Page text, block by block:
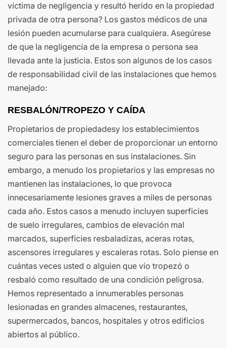
víctima de negligencia y resultó herido en la propiedad
privada de otra persona? Los gastos médicos de una
lesión pueden acumularse para cualquiera. Asegúrese
de que la negligencia de la empresa o persona sea
llevada ante la justicia. Estos son algunos de los casos
de responsabilidad civil de las instalaciones que hemos
manejado:
RESBALÓN/TROPEZO Y CAÍDA
Propietarios de propiedadesy los establecimientos
comerciales tienen el deber de proporcionar un entorno
seguro para las personas en sus instalaciones. Sin
embargo, a menudo los propietarios y las empresas no
mantienen las instalaciones, lo que provoca
innecesariamente lesiones graves a miles de personas
cada año. Estos casos a menudo incluyen superficies
de suelo irregulares, cambios de elevación mal
marcados, superficies resbaladizas, aceras rotas,
ascensores irregulares y escaleras rotas. Solo piense en
cuántas veces usted o alguien que vio tropezó o
resbaló como resultado de una condición peligrosa.
Hemos representado a innumerables personas
lesionadas en grandes almacenes, restaurantes,
supermercados, bancos, hospitales y otros edificios
abiertos al público.